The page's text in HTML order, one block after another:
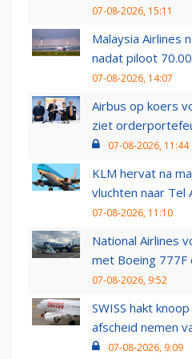
07-08-2026, 15:11
Malaysia Airlines
nadat piloot
07-08-2026, 14:07
Airbus op koers
ziet
07-08-2026, 11:44
KLM hervat na
vluchten naar Tel
07-08-2026, 11:10
National Airlines
met Boeing 777F
07-08-2026, 9:52
SWISS hakt
afscheid nemen
07-08-2026, 9:09